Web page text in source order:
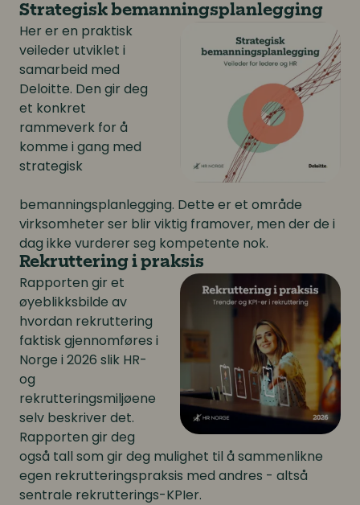
Strategisk bemanningsplanlegging
Her er en praktisk
veileder utviklet i
samarbeid med
Deloitte. Den gir deg
et konkret
rammeverk for å
komme i gang med
strategisk
bemanningsplanlegging. Dette er et område
virksomheter ser blir viktig framover, men der de i
dag ikke vurderer seg kompetente nok.
Rekruttering i praksis
Rapporten gir et
øyeblikksbilde av
hvordan rekruttering
faktisk gjennomføres i
Norge i 2026 slik HR-
og
rekrutteringsmiljøene
selv beskriver det.
Rapporten gir deg
også tall som gir deg mulighet til å sammenlikne
egen rekrutteringspraksis med andres - altså
sentrale rekrutterings-KPIer.